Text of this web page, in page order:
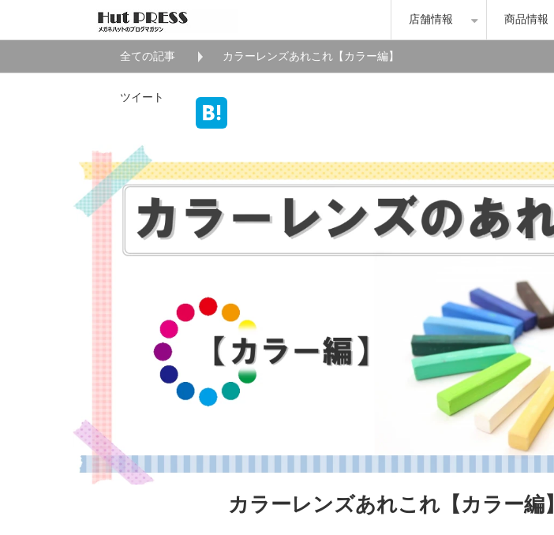
店舗情報 商品情報
全ての記事 カラーレンズあれこれ【カラー編】
ツイート
カラーレンズあれこれ【カラー編】